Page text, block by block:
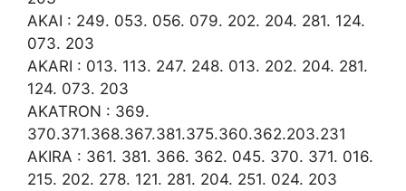
AKAI : 249. 053. 056. 079. 202. 204. 281. 124.
073. 203
AKARI : 013. 113. 247. 248. 013. 202. 204. 281.
124. 073. 203
AKATRON : 369.
370.371.368.367.381.375.360.362.203.231
AKIRA : 361. 381. 366. 362. 045. 370. 371. 016.
215. 202. 278. 121. 281. 204. 251. 024. 203